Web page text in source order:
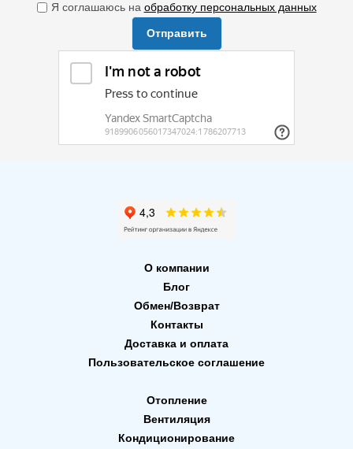
Я соглашаюсь на обработку персональных данных
Отправить
О компании
Блог
Обмен/Возврат
Контакты
Доставка и оплата
Пользовательское соглашение
Отопление
Вентиляция
Кондиционирование